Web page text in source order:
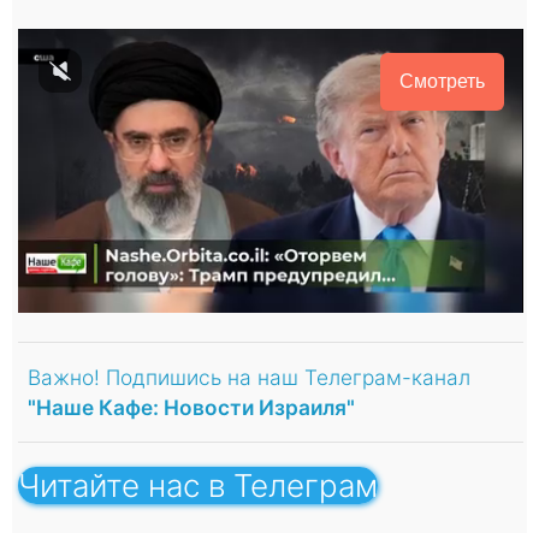
Смотреть
Важно! Подпишись на наш Телеграм-канал
"Наше Кафе: Новости Израиля"
Читайте нас в Телеграм